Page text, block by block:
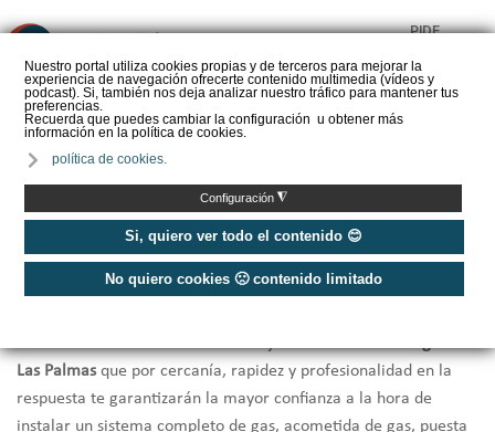
Nuestro portal utiliza cookies propias y de terceros para mejorar la
experiencia de navegación ofrecerte contenido multimedia (vídeos y
podcast). Si, también nos deja analizar nuestro tráfico para mantener tus
preferencias.
Recuerda que puedes cambiar la configuración u obtener más
información en la política de cookies.
política de cookies.
Configuración ◮
Si, quiero ver todo el contenido 😊
No quiero cookies 🙁 contenido limitado
PIDE
CALORYFRIO
Inicio
Instaladores Gas Las Palmas
¿Necesitas hacer lainstalación de gas natural en tu vivienda o
Las Palmasque por cercanía, rapidez y profesionalidad en la
respuesta te garantizarán la mayor confianza a la hora de
instalar un sistema completo de gas, acometida de gas, puesta